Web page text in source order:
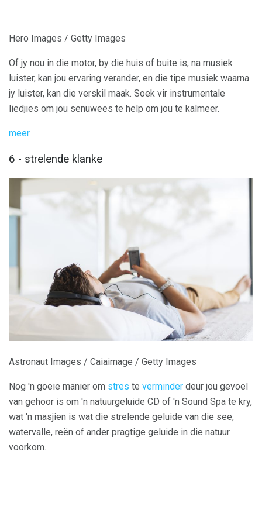
Hero Images / Getty Images
Of jy nou in die motor, by die huis of buite is, na musiek
luister, kan jou ervaring verander, en die tipe musiek waarna
jy luister, kan die verskil maak. Soek vir instrumentale
liedjies om jou senuwees te help om jou te kalmeer.
meer
6 - strelende klanke
Astronaut Images / Caiaimage / Getty Images
Nog 'n goeie manier om stres te verminder deur jou gevoel
van gehoor is om 'n natuurgeluide CD of 'n Sound Spa te kry,
wat 'n masjien is wat die strelende geluide van die see,
watervalle, reën of ander pragtige geluide in die natuur
voorkom.